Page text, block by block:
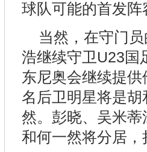
球队可能的首发阵
当然，在守门
浩继续守卫U23国
东尼奥会继续提
名后卫明星将是
然。彭晓、吴米
和何一然将分居